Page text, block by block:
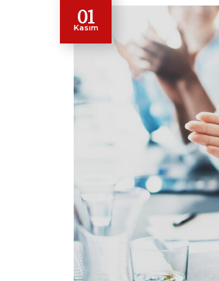
01
Kasım